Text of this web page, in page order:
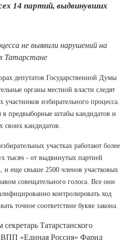
14 партий, выдвинувших
не выявили нарушений на
Татарстане
депутатов Государственной Думы
органы местной власти следят
избирательного процесса.
в предвыборные штабы кандидатов и
кандидатов.
участках работают более
тысяч - от выдвинутых партией
и еще свыше 2500 членов участковых
совещательного голоса. Все они
контролировать ход
точное соответствие букве закона.
Татарстанского
ВПП «Единая Россия» Фарид